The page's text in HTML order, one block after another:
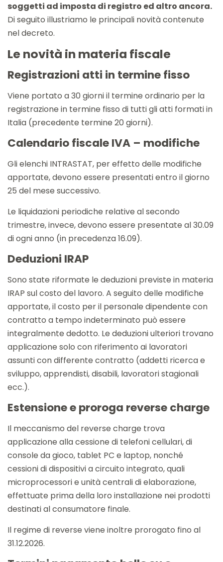
soggetti ad imposta di registro ed altro ancora.
Di seguito illustriamo le principali novità contenute
nel decreto.
Le novità in materia fiscale
Registrazioni atti in termine fisso
Viene portato a 30 giorni il termine ordinario per la
registrazione in termine fisso di tutti gli atti formati in
Italia (precedente termine 20 giorni).
Calendario fiscale IVA – modifiche
Gli elenchi INTRASTAT, per effetto delle modifiche
apportate, devono essere presentati entro il giorno
25 del mese successivo.
Le liquidazioni periodiche relative al secondo
trimestre, invece, devono essere presentate al 30.09
di ogni anno (in precedenza 16.09).
Deduzioni IRAP
Sono state riformate le deduzioni previste in materia
IRAP sul costo del lavoro. A seguito delle modifiche
apportate, il costo per il personale dipendente con
contratto a tempo indeterminato può essere
integralmente dedotto. Le deduzioni ulteriori trovano
applicazione solo con riferimento ai lavoratori
assunti con differente contratto (addetti ricerca e
sviluppo, apprendisti, disabili, lavoratori stagionali
ecc.).
Estensione e proroga reverse charge
Il meccanismo del reverse charge trova
applicazione alla cessione di telefoni cellulari, di
console da gioco, tablet PC e laptop, nonché
cessioni di dispositivi a circuito integrato, quali
microprocessori e unità centrali di elaborazione,
effettuate prima della loro installazione nei prodotti
destinati al consumatore finale.
Il regime di reverse viene inoltre prorogato fino al
31.12.2026.